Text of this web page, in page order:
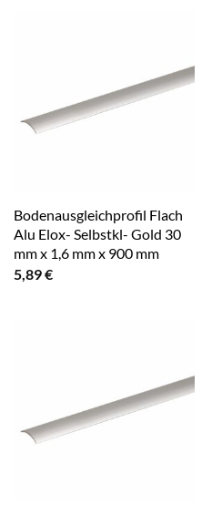
Bodenausgleichprofil Flach
Alu Elox- Selbstkl- Gold 30
mm x 1,6 mm x 900 mm
5,89€